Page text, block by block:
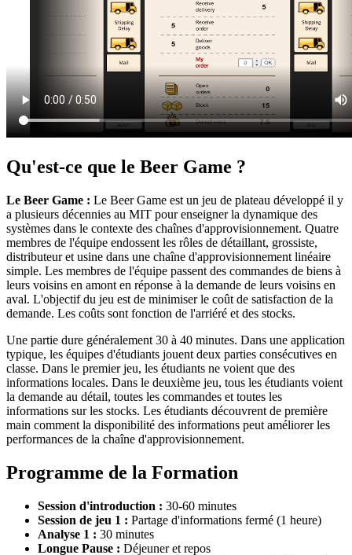
Qu'est-ce que le Beer Game ?
Le Beer Game : Le Beer Game est un jeu de plateau développé il y
a plusieurs décennies au MIT pour enseigner la dynamique des
systèmes dans le contexte des chaînes d'approvisionnement. Quatre
membres de l'équipe endossent les rôles de détaillant, grossiste,
distributeur et usine dans une chaîne d'approvisionnement linéaire
simple. Les membres de l'équipe passent des commandes de biens à
leurs voisins en amont en réponse à la demande de leurs voisins en
aval. L'objectif du jeu est de minimiser le coût de satisfaction de la
demande. Les coûts sont fonction de l'arriéré et des stocks.
Une partie dure généralement 30 à 40 minutes. Dans une application
typique, les équipes d'étudiants jouent deux parties consécutives en
classe. Dans le premier jeu, les étudiants ne voient que des
informations locales. Dans le deuxième jeu, tous les étudiants voient
la demande au détail, toutes les commandes et toutes les
informations sur les stocks. Les étudiants découvrent de première
main comment la disponibilité des informations peut améliorer les
performances de la chaîne d'approvisionnement.
Programme de la Formation
Session d'introduction : 30-60 minutes
Session de jeu 1 : Partage d'informations fermé (1 heure)
Analyse 1 : 30 minutes
Longue Pause : Déjeuner et repos